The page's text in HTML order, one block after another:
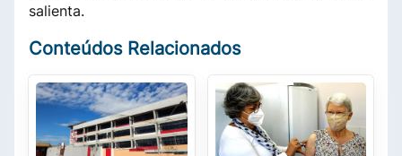
salienta.
Conteúdos Relacionados